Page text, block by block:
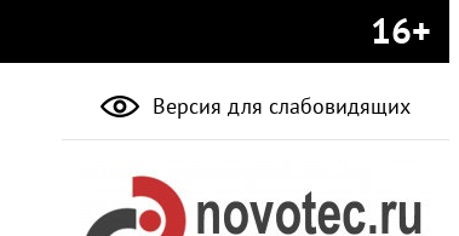
16+
Версия для слабовидящих